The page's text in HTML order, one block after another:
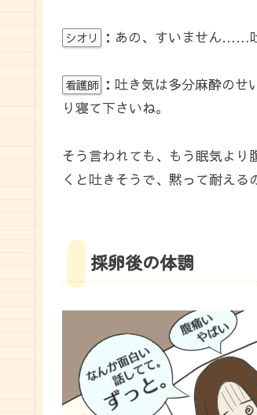
シオリ ：あの、すいません……
看護師 ：吐き気は多分麻酔の
り寝て下さいね。
そう言われても、もう眠気よ
くと吐きそうで、黙って耐える
採卵後の体調